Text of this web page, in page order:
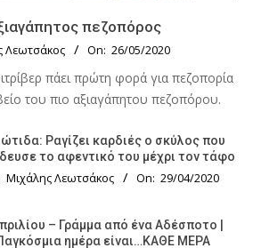
πεζοπόρος
Λεωτσάκος On: 26/05/2020
πάει πρώτη φορά για πεζοπορία
του πιο αξιαγάπητου πεζοπόρου.
Ραγίζει καρδιές ο σκύλος που
το αφεντικό του μέχρι τον τάφο
Μιχάλης Λεωτσάκος On: 29/04/2020
– Γράμμα από ένα Αδέσποτο |
ημέρα είναι…ΚΑΘΕ ΜΕΡΑ